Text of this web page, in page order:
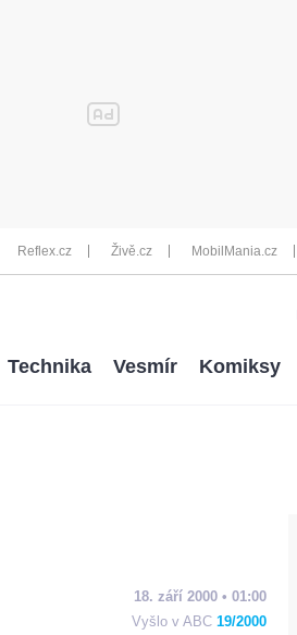
Reflex.cz Živě.cz MobilMania.cz
Technika Vesmír Komiksy
18. září 2000 • 01:00
Vyšlo v ABC 19/2000